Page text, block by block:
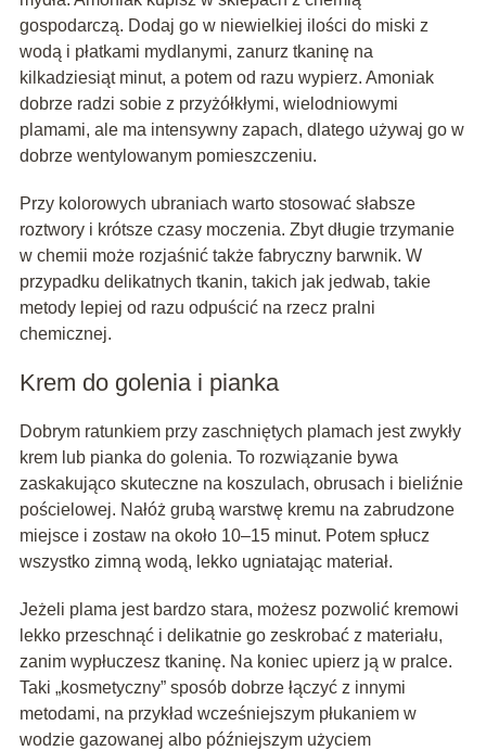
gospodarczą. Dodaj go w niewielkiej ilości do miski z
wodą i płatkami mydlanymi, zanurz tkaninę na
kilkadziesiąt minut, a potem od razu wypierz. Amoniak
dobrze radzi sobie z przyżółkłymi, wielodniowymi
plamami, ale ma intensywny zapach, dlatego używaj go w
dobrze wentylowanym pomieszczeniu.
Przy kolorowych ubraniach warto stosować słabsze
roztwory i krótsze czasy moczenia. Zbyt długie trzymanie
w chemii może rozjaśnić także fabryczny barwnik. W
przypadku delikatnych tkanin, takich jak jedwab, takie
metody lepiej od razu odpuścić na rzecz pralni
chemicznej.
Krem do golenia i pianka
Dobrym ratunkiem przy zaschniętych plamach jest zwykły
krem lub pianka do golenia. To rozwiązanie bywa
zaskakująco skuteczne na koszulach, obrusach i bieliźnie
pościelowej. Nałóż grubą warstwę kremu na zabrudzone
miejsce i zostaw na około 10–15 minut. Potem spłucz
wszystko zimną wodą, lekko ugniatając materiał.
Jeżeli plama jest bardzo stara, możesz pozwolić kremowi
lekko przeschnąć i delikatnie go zeskrobać z materiału,
zanim wypłuczesz tkaninę. Na koniec upierz ją w pralce.
Taki „kosmetyczny” sposób dobrze łączyć z innymi
metodami, na przykład wcześniejszym płukaniem w
wodzie gazowanej albo późniejszym użyciem